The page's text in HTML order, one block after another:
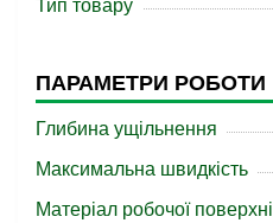
Тип товару
ПАРАМЕТРИ РОБОТИ
Глибина ущільнення
Максимальна швидкість
Матеріал робочої поверхні